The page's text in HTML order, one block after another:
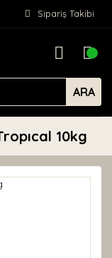
Sipariş Takibi
ARA
10kg